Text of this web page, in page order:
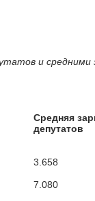
и
Средняя
депутатов
3.658
7.080